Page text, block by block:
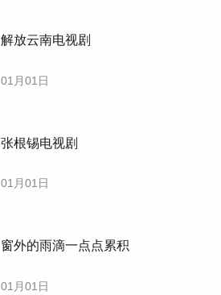
解放云南电视剧
01月01日
张根锡电视剧
01月01日
窗外的雨滴一点点累积
01月01日